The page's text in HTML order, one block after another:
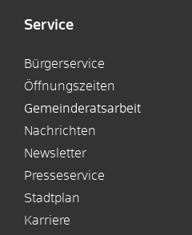
Service
Bürgerservice
Öffnungszeiten
Gemeinderatsarbeit
Nachrichten
Newsletter
Presseservice
Stadtplan
Karriere